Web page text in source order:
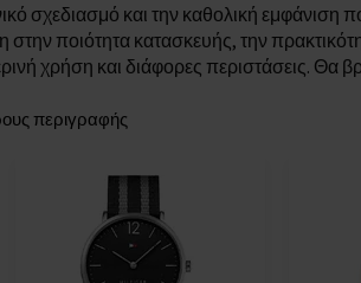
σχεδιασμό και την καθολική εμφάνιση
ποιότητα κατασκευής, την
χρήση και διάφορες περιστάσεις. Θα
περιγραφής